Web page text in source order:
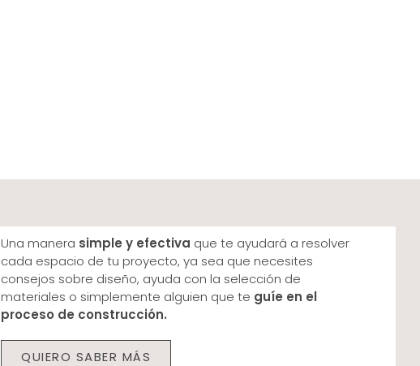
Una manera simple y efectiva que te ayudará a resolver
cada espacio de tu proyecto, ya sea que necesites
consejos sobre diseño, ayuda con la selección de
materiales o simplemente alguien que te guíe en el
proceso de construcción.
QUIERO SABER MÁS